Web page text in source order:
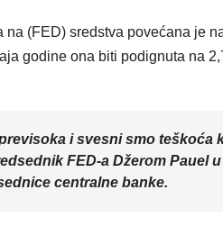
na (FED) sredstva povećana je
godine ona biti podignuta na
i svesni smo teškoća
FED-a Džerom Pauel
centralne banke.